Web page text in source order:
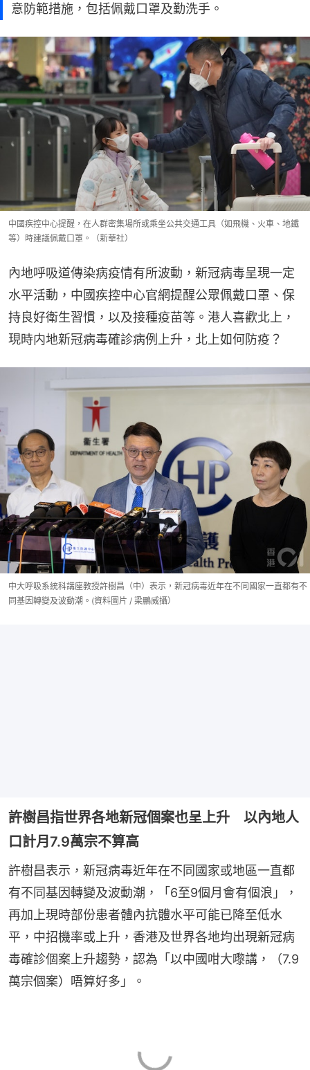
意防範措施，包括佩戴口罩及勤洗手。
中國疾控中心提醒，在人群密集場所或乘坐公共交通工具（如飛機、火車、地鐵
等）時建議佩戴口罩。（新華社）
內地呼吸道傳染病疫情有所波動，新冠病毒呈現一定
水平活動，中國疾控中心官網提醒公眾佩戴口罩、保
持良好衛生習慣，以及接種疫苗等。港人喜歡北上，
現時内地新冠病毒確診病例上升，北上如何防疫？
中大呼吸系統科講座教授許樹昌（中）表示，新冠病毒近年在不同國家一直都有不
同基因轉變及波動潮。(資料圖片 / 梁鵬威攝）
許樹昌指世界各地新冠個案也呈上升 以內地人
口計月7.9萬宗不算高
許樹昌表示，新冠病毒近年在不同國家或地區一直都
有不同基因轉變及波動潮，「6至9個月會有個浪」，
再加上現時部份患者體內抗體水平可能已降至低水
平，中招機率或上升，香港及世界各地均出現新冠病
毒確診個案上升趨勢，認為「以中國咁大嚟講，（7.9
萬宗個案）唔算好多」。